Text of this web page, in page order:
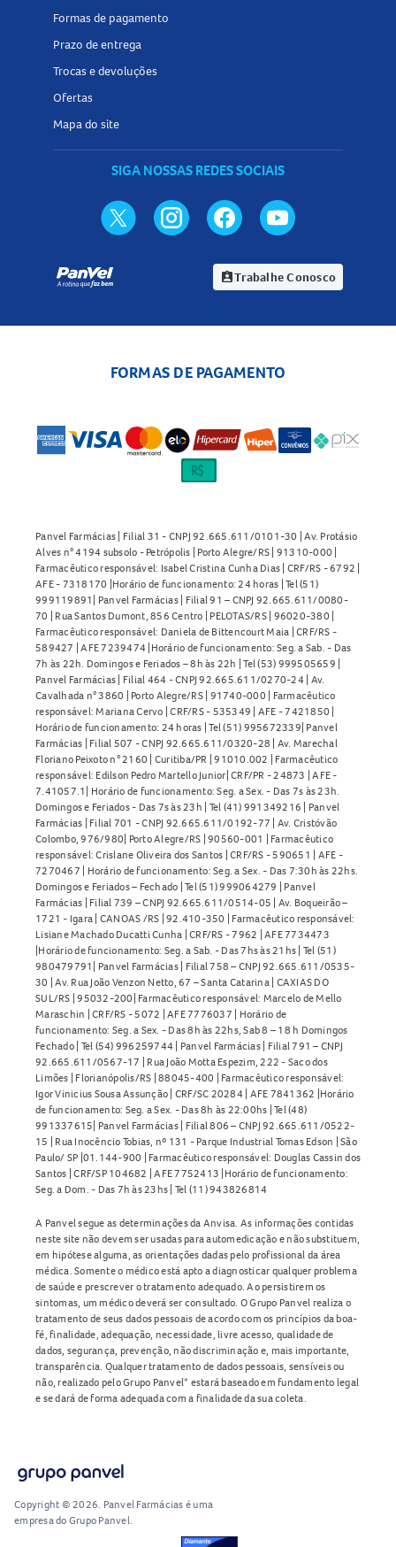
Formas de pagamento
Prazo de entrega
Trocas e devoluções
Ofertas
Mapa do site
SIGA NOSSAS REDES SOCIAIS
assignment_indTrabalhe Conosco
FORMAS DE PAGAMENTO
Panvel Farmácias | Filial 31 - CNPJ 92.665.611/0101-30 | Av. Protásio
Alves n° 4194 subsolo - Petrópolis | Porto Alegre/RS | 91310-000 |
Farmacêutico responsável: Isabel Cristina Cunha Dias | CRF/RS - 6792 |
AFE - 7318170 |Horário de funcionamento: 24 horas | Tel (51)
999119891| Panvel Farmácias | Filial 91 – CNPJ 92.665.611/0080-
70 | Rua Santos Dumont, 856 Centro | PELOTAS/RS | 96020-380 |
Farmacêutico responsável: Daniela de Bittencourt Maia | CRF/RS -
589427 | AFE 7239474 |Horário de funcionamento: Seg. a Sab. - Das
7h às 22h. Domingos e Feriados – 8h às 22h | Tel (53) 999505659 |
Panvel Farmácias | Filial 464 - CNPJ 92.665.611/0270-24 | Av.
Cavalhada n° 3860 | Porto Alegre/RS | 91740-000 | Farmacêutico
responsável: Mariana Cervo | CRF/RS - 535349 | AFE - 7421850 |
Horário de funcionamento: 24 horas | Tel (51) 995672339| Panvel
Farmácias | Filial 507 - CNPJ 92.665.611/0320-28 | Av. Marechal
Floriano Peixoto n° 2160 | Curitiba/PR | 91010.002 | Farmacêutico
responsável: Edilson Pedro Martello Junior| CRF/PR - 24873 | AFE -
7.41057.1| Horário de funcionamento: Seg. a Sex. - Das 7s às 23h.
Domingos e Feriados - Das 7s às 23h | Tel (41) 991349216 | Panvel
Farmácias | Filial 701 - CNPJ 92.665.611/0192-77 | Av. Cristóvão
Colombo, 976/980| Porto Alegre/RS | 90560-001 | Farmacêutico
responsável: Crislane Oliveira dos Santos | CRF/RS - 590651 | AFE -
7270467 | Horário de funcionamento: Seg. a Sex. - Das 7:30h às 22hs.
Domingos e Feriados – Fechado | Tel (51) 999064279 | Panvel
Farmácias | Filial 739 – CNPJ 92.665.611/0514-05 | Av. Boqueirão –
1721 - Igara | CANOAS /RS | 92.410-350 | Farmacêutico responsável:
Lisiane Machado Ducatti Cunha | CRF/RS - 7962 | AFE 7734473
|Horário de funcionamento: Seg. a Sab. - Das 7hs às 21hs | Tel (51)
980479791| Panvel Farmácias | Filial 758 – CNPJ 92.665.611/0535-
30 | Av. Rua João Venzon Netto, 67 – Santa Catarina | CAXIAS DO
SUL/RS | 95032-200| Farmacêutico responsável: Marcelo de Mello
Maraschin | CRF/RS - 5072 | AFE 7776037 | Horário de
funcionamento: Seg. a Sex. - Das 8h às 22hs, Sab 8 – 18 h Domingos
Fechado | Tel (54) 996259744 | Panvel Farmácias | Filial 791 – CNPJ
92.665.611/0567-17 | Rua João Motta Espezim, 222 - Saco dos
Limões | Florianópolis/RS | 88045-400 | Farmacêutico responsável:
Igor Vinicius Sousa Assunção | CRF/SC 20284 | AFE 7841362 |Horário
de funcionamento: Seg. a Sex. - Das 8h às 22:00hs | Tel (48)
991337615| Panvel Farmácias | Filial 806 – CNPJ 92.665.611/0522-
15 | Rua Inocêncio Tobias, nº 131 - Parque Industrial Tomas Edson | São
Paulo/ SP |01.144-900 | Farmacêutico responsável: Douglas Cassin dos
Santos | CRF/SP 104682 | AFE 7752413 |Horário de funcionamento:
Seg. a Dom. - Das 7h às 23hs | Tel (11) 943826814
A Panvel segue as determinações da Anvisa. As informações contidas
neste site não devem ser usadas para automedicação e não substituem,
em hipótese alguma, as orientações dadas pelo profissional da área
médica. Somente o médico está apto a diagnosticar qualquer problema
de saúde e prescrever o tratamento adequado. Ao persistirem os
sintomas, um médico deverá ser consultado. O Grupo Panvel realiza o
tratamento de seus dados pessoais de acordo com os princípios da boa-
fé, finalidade, adequação, necessidade, livre acesso, qualidade de
dados, segurança, prevenção, não discriminação e, mais importante,
transparência. Qualquer tratamento de dados pessoais, sensíveis ou
não, realizado pelo Grupo Panvel* estará baseado em fundamento legal
e se dará de forma adequada com a finalidade da sua coleta.
Copyright © 2026. Panvel Farmácias é uma
empresa do Grupo Panvel.